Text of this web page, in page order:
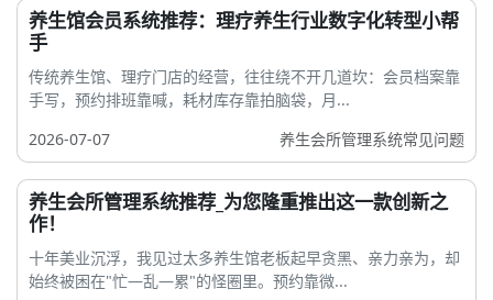
养生馆会员系统推荐：理疗养生行业数字化转型小帮
手
传统养生馆、理疗门店的经营，往往绕不开几道坎：会员档案靠
手写，预约排班靠喊，耗材库存靠拍脑袋，月...
2026-07-07
养生会所管理系统常见问题
养生会所管理系统推荐_为您隆重推出这一款创新之
作！
十年美业沉浮，我见过太多养生馆老板起早贪黑、亲力亲为，却
始终被困在"忙—乱—累"的怪圈里。预约靠微...